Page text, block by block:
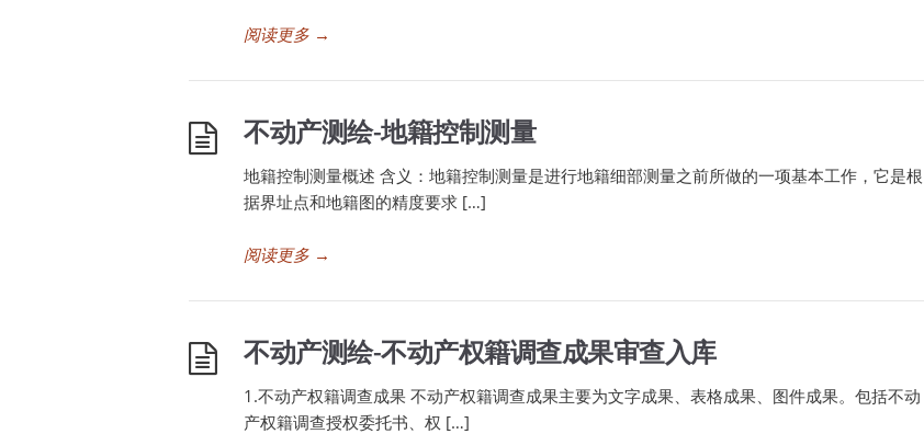
阅读更多 →
不动产测绘-地籍控制测量
地籍控制测量概述 含义：地籍控制测量是进行地籍细部测量之前所做的一项基本工作，它是根
据界址点和地籍图的精度要求 […]
阅读更多 →
不动产测绘-不动产权籍调查成果审查入库
1.不动产权籍调查成果 不动产权籍调查成果主要为文字成果、表格成果、图件成果。包括不动
产权籍调查授权委托书、权 […]